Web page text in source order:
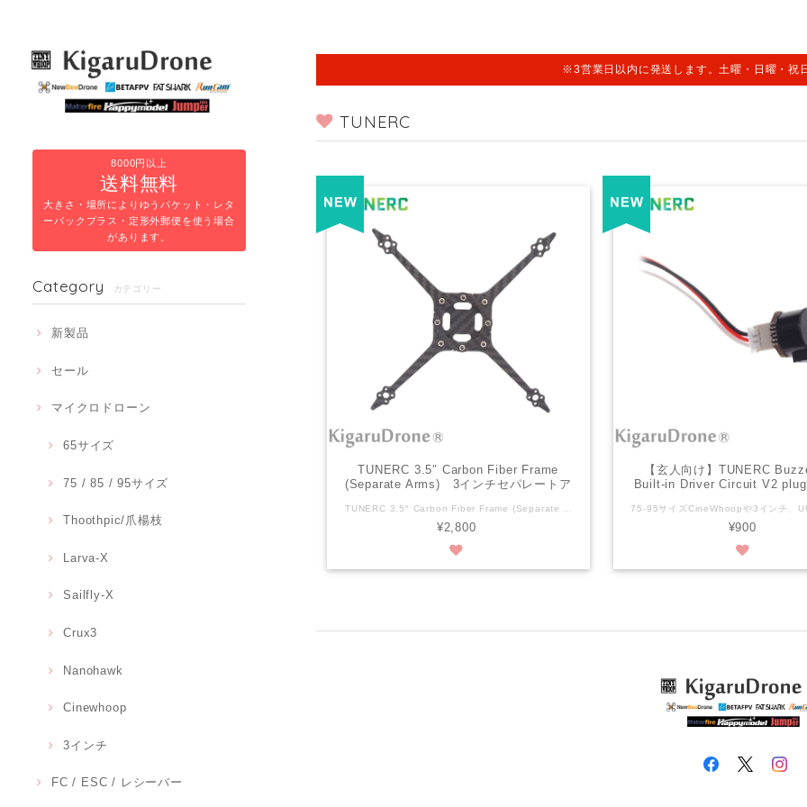
8000円以上
送料無料
大きさ・場所によりゆうパケット・レタ
ーパックプラス・定形外郵便を使う場合
があります。
Category カテゴリー
新製品
セール
マイクロドローン
65サイズ
75 / 85 / 95サイズ
Thoothpic/爪楊枝
Larva-X
Sailfly-X
Crux3
Nanohawk
Cinewhoop
3インチ
FC / ESC / レシーバー
※3営業日以内に発送します。土曜・日曜・祝
TUNERC
TUNERC 3.5″ Carbon Fiber Frame
(Separate Arms) 3インチセパレートア
¥2,800
【玄人向け】TUNERC
Built-in Driver Circuit V2
¥900